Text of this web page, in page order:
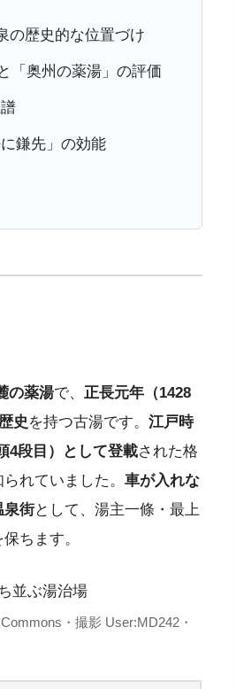
の歴史的な位置づけ
「奥州の薬湯」の評価
鎌先」の効能
の薬湯で、 正長元年（1428
史 を持つ古湯です。 江戸時
4段目）として登載された格
れていました。 車が入れな
泉街として、湯主一條・最上
ちます。
・撮影 User:MD242・